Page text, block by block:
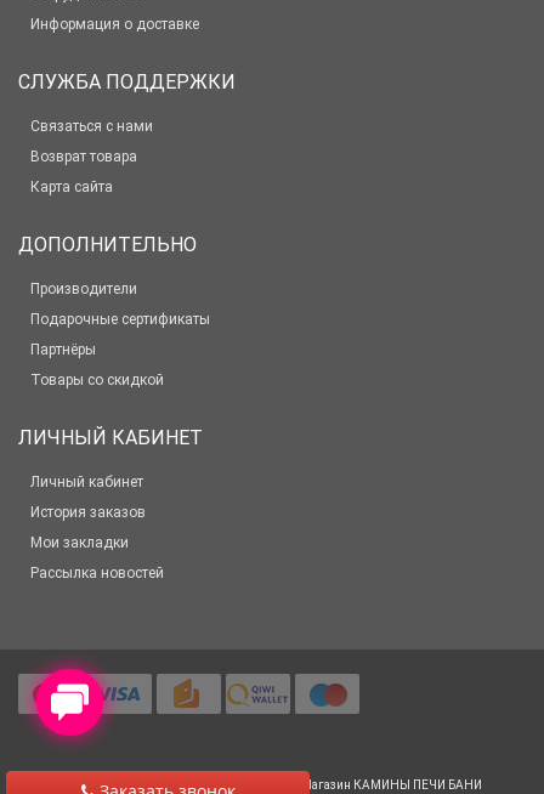
Информация о доставке
СЛУЖБА ПОДДЕРЖКИ
Связаться с нами
Возврат товара
Карта сайта
ДОПОЛНИТЕЛЬНО
Производители
Подарочные сертификаты
Партнёры
Товары со скидкой
ЛИЧНЫЙ КАБИНЕТ
Личный кабинет
История заказов
Мои закладки
Рассылка новостей
© 2012-2025 Все права защищены Салон-Магазин КАМИНЫ ПЕЧИ БАНИ